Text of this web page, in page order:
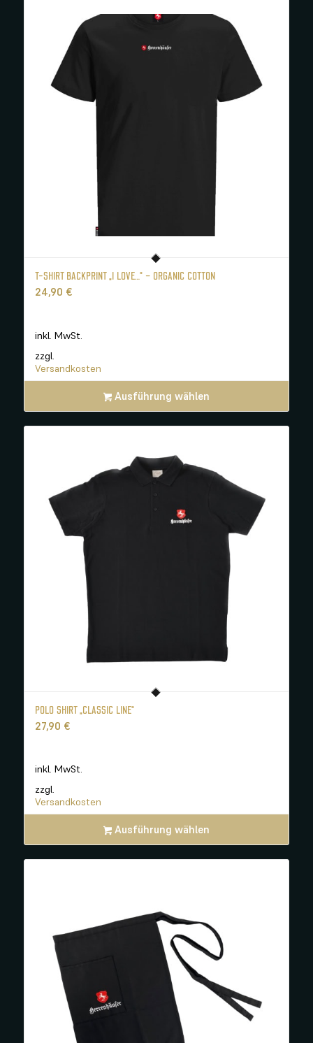
T-SHIRT BACKPRINT „I LOVE…“ – ORGANIC COTTON
24,90 €
inkl. MwSt.
zzgl.
Versandkosten
Ausführung wählen
POLO SHIRT „CLASSIC LINE“
27,90 €
inkl. MwSt.
zzgl.
Versandkosten
Ausführung wählen